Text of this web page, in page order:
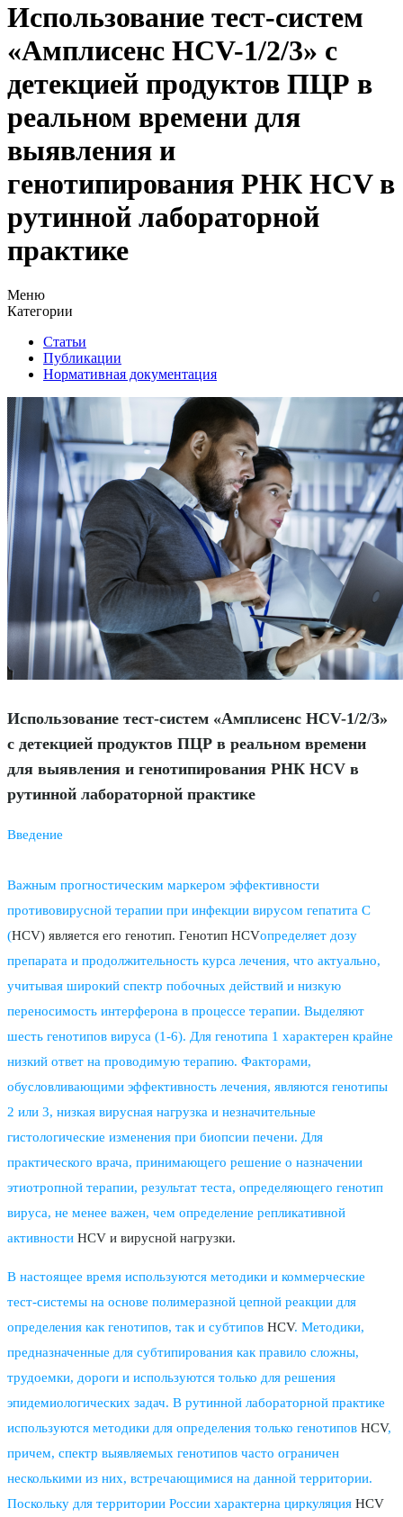
Использование тест-систем
«Амплисенс HCV-1/2/3» c
детекцией продуктов ПЦР в
реальном времени для
выявления и
генотипирования РНК HCV в
рутинной лабораторной
практике
Меню
Категории
Статьи
Публикации
Нормативная документация
Использование тест-систем «Амплисенс HCV-1/2/3»
c детекцией продуктов ПЦР в реальном времени
для выявления и генотипирования РНК HCV в
рутинной лабораторной практике
Введение
Важным прогностическим маркером эффективности
противовирусной терапии при инфекции вирусом гепатита С
(HCV) является его генотип. Генотип HCVопределяет дозу
препарата и продолжительность курса лечения, что актуально,
учитывая широкий спектр побочных действий и низкую
переносимость интерферона в процессе терапии. Выделяют
шесть генотипов вируса (1-6). Для генотипа 1 характерен крайне
низкий ответ на проводимую терапию. Факторами,
обусловливающими эффективность лечения, являются генотипы
2 или 3, низкая вирусная нагрузка и незначительные
гистологические изменения при биопсии печени. Для
практического врача, принимающего решение о назначении
этиотропной терапии, результат теста, определяющего генотип
вируса, не менее важен, чем определение репликативной
активности HCV и вирусной нагрузки.
В настоящее время используются методики и коммерческие
тест-системы на основе полимеразной цепной реакции для
определения как генотипов, так и субтипов HCV. Методики,
предназначенные для субтипирования как правило сложны,
трудоемки, дороги и используются только для решения
эпидемиологических задач. В рутинной лабораторной практике
используются методики для определения только генотипов HCV,
причем, спектр выявляемых генотипов часто ограничен
несколькими из них, встречающимися на данной территории.
Поскольку для территории России характерна циркуляция HCV